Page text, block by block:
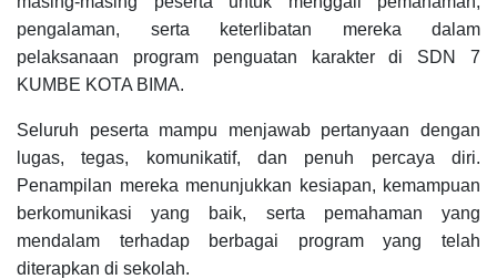
pengalaman, serta keterlibatan mereka dalam
pelaksanaan program penguatan karakter di SDN 7
KUMBE KOTA BIMA.
Seluruh peserta mampu menjawab pertanyaan dengan
lugas, tegas, komunikatif, dan penuh percaya diri.
Penampilan mereka menunjukkan kesiapan, kemampuan
berkomunikasi yang baik, serta pemahaman yang
mendalam terhadap berbagai program yang telah
diterapkan di sekolah.